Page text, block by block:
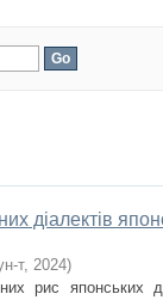
діалектів
т, 2024)
рис японських